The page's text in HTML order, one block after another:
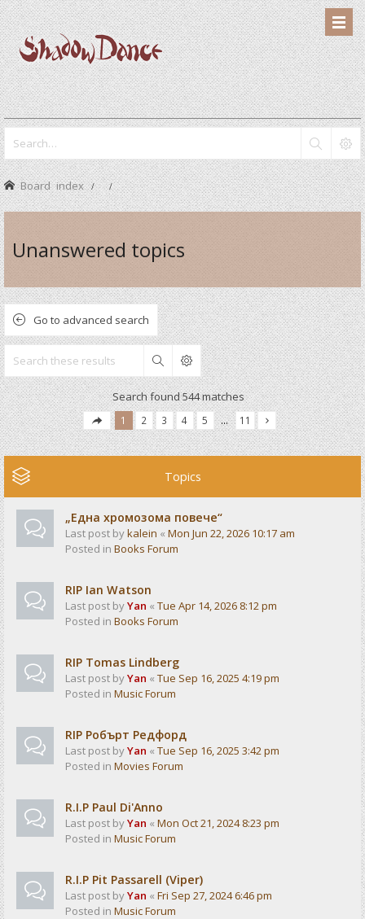
Board index
Unanswered topics
Go to advanced search
Search
Search found 544 matches
1 2 3 4 5 … 11
Topics
„Една хромозома повече“
Last post bykalein « Mon Jun 22, 2026 10:17 am
Posted in Books Forum
RIP Ian Watson
Last post byYan « Tue Apr 14, 2026 8:12 pm
Posted in Books Forum
RIP Tomas Lindberg
Last post byYan « Tue Sep 16, 2025 4:19 pm
Posted in Music Forum
RIP Робърт Редфорд
Last post byYan « Tue Sep 16, 2025 3:42 pm
Posted in Movies Forum
R.I.P Paul Di'Anno
Last post byYan « Mon Oct 21, 2024 8:23 pm
Posted in Music Forum
R.I.P Pit Passarell (Viper)
Last post byYan « Fri Sep 27, 2024 6:46 pm
Posted in Music Forum